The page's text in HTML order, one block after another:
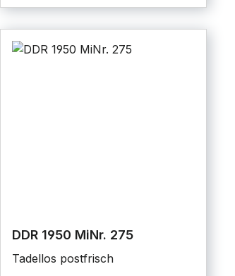
DDR 1950 MiNr. 275
Tadellos postfrisch